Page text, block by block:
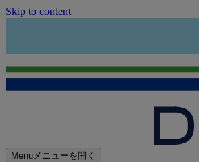
Skip to content
Menuメニューを開く